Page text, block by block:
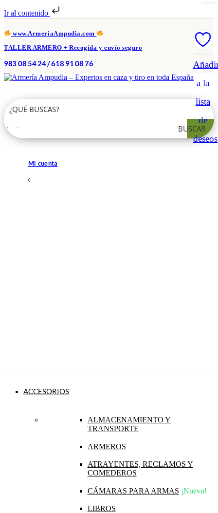
Ir al contenido
www.ArmeriaAmpudia.com
TALLER ARMERO + Recogida y envío seguro
983 08 54 24 / 618 91 08 76
BUSCAR
Mi cuenta
0
ACCESORIOS
ALMACENAMIENTO Y
TRANSPORTE
ARMEROS
ATRAYENTES, RECLAMOS Y
COMEDEROS
CÁMARAS PARA ARMAS ¡Nuevo!
LIBROS
a la
lista
de
deseos